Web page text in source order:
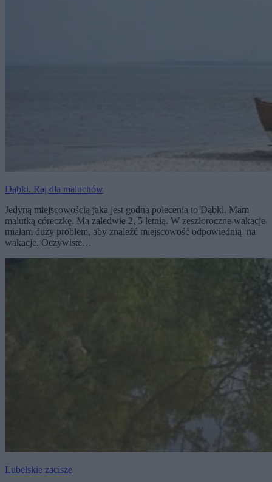
Dąbki. Raj dla maluchów
Jedyną miejscowością jaka jest godna polecenia to Dąbki. Mam
malutką córeczkę. Ma zaledwie 2, 5 letnią. W zeszłoroczne wakacje
miałam duży problem, aby znaleźć miejscowość odpowiednią na
wakacje. Oczywiste…
Lubelskie zacisze